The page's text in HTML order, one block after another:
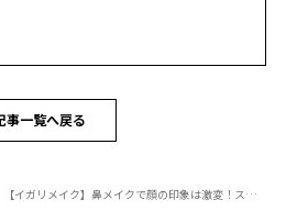
事一覧へ戻る
【イガリメイク】鼻メイクで顔の印象は激変！スッと通った「スリム鼻」を作るプロの神業